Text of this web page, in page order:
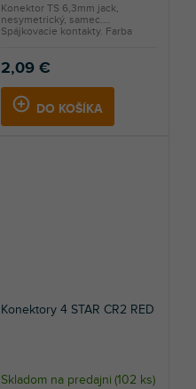
2,09 €
DO KOŠÍKA
Konektor TS 6,3mm jack,
nesymetrický, samec.
Spájkovacie kontakty. Farba
Konektory 4 STAR CR2 RED
Skladom na predajni (102 ks)